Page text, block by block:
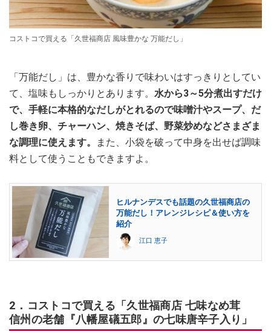
コストコで買える「久世福商店 風味豊かな 万能だし」
「万能だし」は、豊かな香りで味わいはすっきりとしてい
て、塩味もしっかりとあります。 水から3～5分煮出すだけ
で、手軽に本格的なだしがとれるので味噌汁やスープ、だ
し巻き卵、チャーハン、焼きそば、野菜炒めなどさまざま
な調理に使えます。
また、 小袋を破って中身を出せば調味
料として使うこともできますよ。
ヒルナンデスでも話題の久世福商店の
万能だし！アレンジレシピ＆使い方を
紹介
江口 恵子
2．コストコで買える「久世福商店 七味なめ茸
信州の老舗『八幡屋礒五郎』の七味唐辛子入り」